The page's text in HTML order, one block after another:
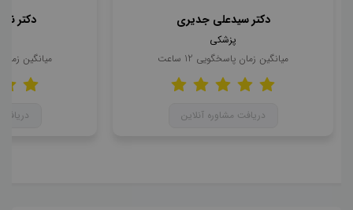
دکتر سیدعلی جدیری
پزشکی
میانگین زمان پاسخگویی 12 ساعت
دریافت مشاوره آنلاین
دکتر
میانگین